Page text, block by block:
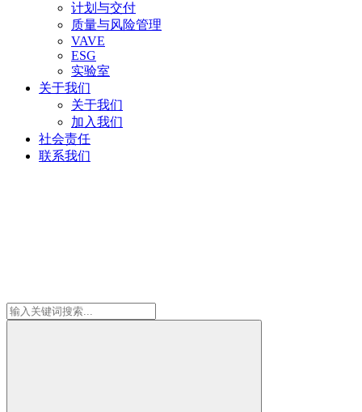
计划与交付
质量与风险管理
VAVE
ESG
实验室
关于我们
关于我们
加入我们
社会责任
联系我们